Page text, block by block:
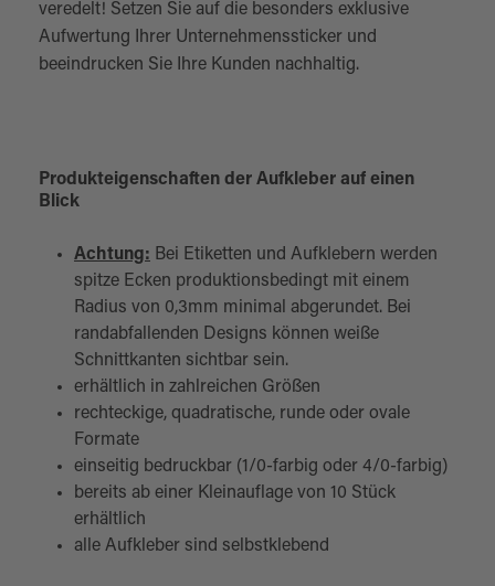
veredelt! Setzen Sie auf die besonders exklusive
Aufwertung Ihrer Unternehmenssticker und
beeindrucken Sie Ihre Kunden nachhaltig.
Produkteigenschaften der Aufkleber auf einen
Blick
Achtung: Bei Etiketten und Aufklebern werden
spitze Ecken produktionsbedingt mit einem
Radius von 0,3mm minimal abgerundet. Bei
randabfallenden Designs können weiße
Schnittkanten sichtbar sein.
erhältlich in zahlreichen Größen
rechteckige, quadratische, runde oder ovale
Formate
einseitig bedruckbar (1/0-farbig oder 4/0-farbig)
bereits ab einer Kleinauflage von 10 Stück
erhältlich
alle Aufkleber sind selbstklebend